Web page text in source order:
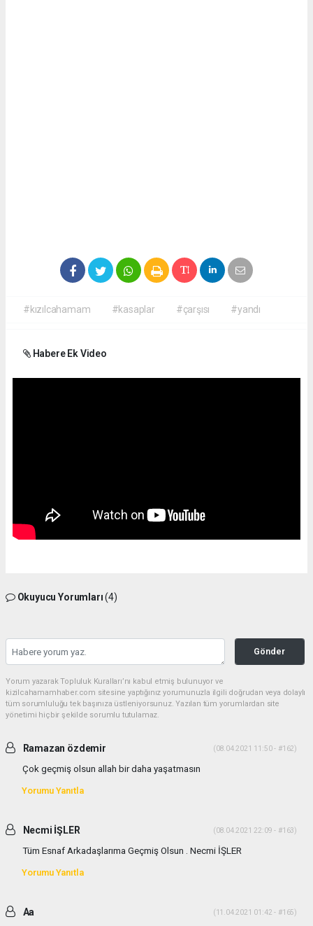
#kızılcahamam #kasaplar #çarşısı #yandı
Habere Ek Video
Okuyucu Yorumları(4)
Gönder
Yorum yazarak Topluluk Kuralları’nı kabul etmiş bulunuyor ve
kizilcahamamhaber.com sitesine yaptığınız yorumunuzla ilgili doğrudan veya dolaylı
tüm sorumluluğu tek başınıza üstleniyorsunuz. Yazılan tüm yorumlardan site
yönetimi hiçbir şekilde sorumlu tutulamaz.
Ramazan özdemir (08.04.2021 11:50 - #162)
Çok geçmiş olsun allah bir daha yaşatmasın
Yorumu Yanıtla
Necmi İŞLER (08.04.2021 22:09 - #163)
Tüm Esnaf Arkadaşlarıma Geçmiş Olsun . Necmi İŞLER
Yorumu Yanıtla
Aa (11.04.2021 01:42 - #165)